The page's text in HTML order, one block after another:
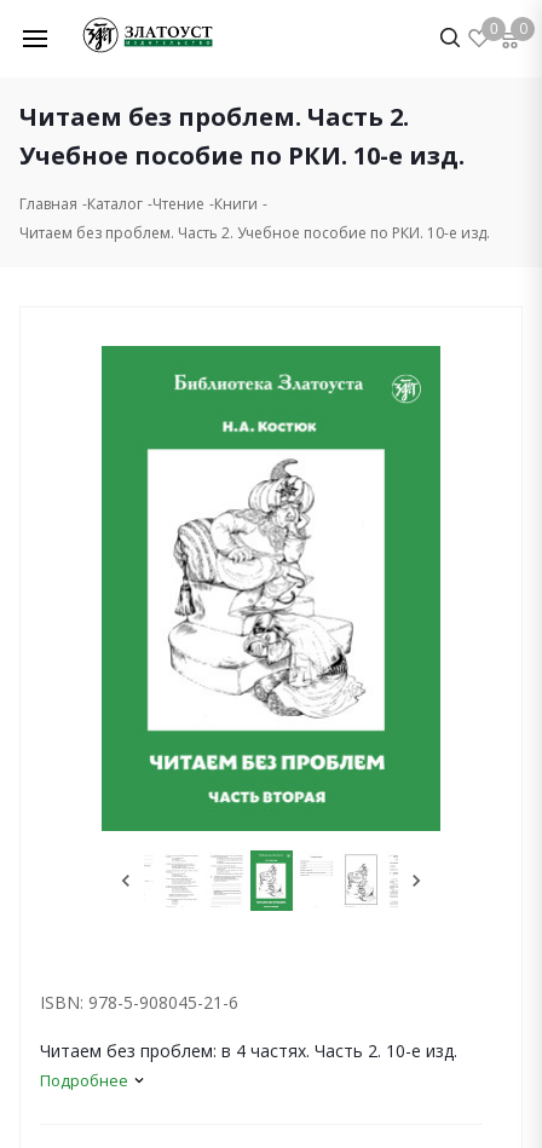
0 0
Читаем без проблем. Часть 2.
Учебное пособие по РКИ. 10-е изд.
Главная Каталог Чтение Книги
Читаем без проблем. Часть 2. Учебное пособие по РКИ. 10-е изд.
ISBN: 978-5-908045-21-6
Читаем без проблем: в 4 частях. Часть 2. 10-е изд.
Подробнее